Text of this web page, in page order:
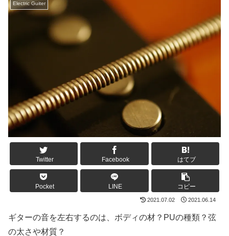
Electric Guiter
Twitter Facebook はてブ
Pocket LINE コピー
2021.07.02 2021.06.14
ギターの音を左右するのは、ボディの材？PUの種類？弦
の太さや材質？